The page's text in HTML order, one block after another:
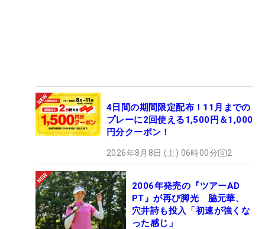
4日間の期間限定配布！11月までの
プレーに2回使える1,500円＆1,000
円分クーポン！
2026年8月8日 (土) 06時00分 2
2006年発売の『ツアーAD
PT』が再び脚光 脇元華、
穴井詩も投入「初速が強くな
った感じ」